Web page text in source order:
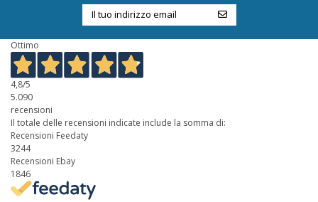
Ottimo
4,8/5
5.090
recensioni
Il totale delle recensioni indicate include la somma di:
Recensioni Feedaty
3244
Recensioni Ebay
1846